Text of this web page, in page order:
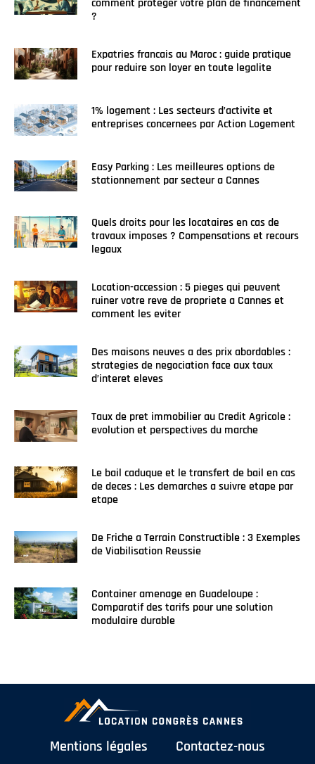
comment proteger votre plan de financement
?
Expatries francais au Maroc : guide pratique
pour reduire son loyer en toute legalite
1% logement : Les secteurs d’activite et
entreprises concernees par Action Logement
Easy Parking : Les meilleures options de
stationnement par secteur a Cannes
Quels droits pour les locataires en cas de
travaux imposes ? Compensations et recours
legaux
Location-accession : 5 pieges qui peuvent
ruiner votre reve de propriete a Cannes et
comment les eviter
Des maisons neuves a des prix abordables :
strategies de negociation face aux taux
d’interet eleves
Taux de pret immobilier au Credit Agricole :
evolution et perspectives du marche
Le bail caduque et le transfert de bail en cas
de deces : Les demarches a suivre etape par
etape
De Friche a Terrain Constructible : 3 Exemples
de Viabilisation Reussie
Container amenage en Guadeloupe :
Comparatif des tarifs pour une solution
modulaire durable
Mentions légales Contactez-nous